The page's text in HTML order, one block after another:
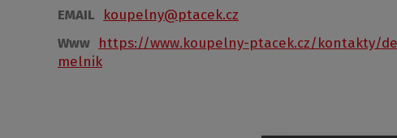
EMAIL
koupelny@ptacek.cz
Www https://www.koupelny-ptacek.cz/kontakty/
melnik